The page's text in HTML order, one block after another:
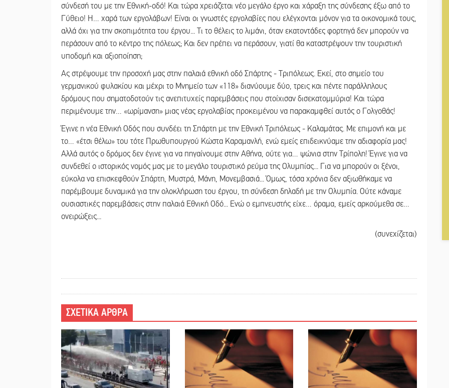
σύνδεσή του με την Εθνική-οδό! Και τώρα χρειάζεται νέο μεγάλο έργο και χάραξη της σύνδεσης έξω από το
Γύθειο! Η… χαρά των εργολάβων! Είναι οι γνωστές εργολαβίες που ελέγχονται μόνον για τα οικονομικά τους,
αλλά όχι για την σκοπιμότητα του έργου... Τι το θέλεις το λιμάνι, όταν εκατοντάδες φορτηγά δεν μπορούν να
περάσουν από το κέντρο της πόλεως; Και δεν πρέπει να περάσουν, γιατί θα καταστρέψουν την τουριστική
υποδομή και αξιοποίηση;
Ας στρέψουμε την προσοχή μας στην παλαιά εθνική οδό Σπάρτης - Τριπόλεως. Εκεί, στο σημείο του
γερμανικού φυλακίου και μέχρι το Μνημείο των «118» διανύουμε δύο, τρεις και πέντε παράλληλους
δρόμους που σηματοδοτούν τις ανεπιτυχείς παρεμβάσεις που στοίχισαν δισεκατομμύρια! Και τώρα
περιμένουμε την… «ωρίμανση» μιας νέας εργολαβίας προκειμένου να παρακαμφθεί αυτός ο Γολγοθάς!
Έγινε η νέα Εθνική Οδός που συνδέει τη Σπάρτη με την Εθνική Τριπόλεως - Καλαμάτας. Με επιμονή και με
το… «έτσι θέλω» του τότε Πρωθυπουργού Κώστα Καραμανλή, ενώ εμείς επιδεικνύαμε την αδιαφορία μας!
Αλλά αυτός ο δρόμος δεν έγινε για να πηγαίνουμε στην Αθήνα, ούτε για… ψώνια στην Τρίπολη! Έγινε για να
συνδεθεί ο ιστορικός νομός μας με το μεγάλο τουριστικό ρεύμα της Ολυμπίας... Για να μπορούν οι ξένοι,
εύκολα να επισκεφθούν Σπάρτη, Μυστρά, Μάνη, Μονεμβασιά... Όμως, τόσα χρόνια δεν αξιωθήκαμε να
παρέμβουμε δυναμικά για την ολοκλήρωση του έργου, τη σύνδεση δηλαδή με την Ολυμπία. Ούτε κάναμε
ουσιαστικές παρεμβάσεις στην παλαιά Εθνική Οδό... Ενώ ο εμπνευστής είχε… όραμα, εμείς αρκούμεθα σε…
ονειρώξεις...
(συνεχίζεται)
ΣΧΕΤΙΚΑ ΑΡΘΡΑ